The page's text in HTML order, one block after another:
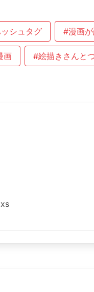
シュタグ #漫画
画 #絵描きさんと